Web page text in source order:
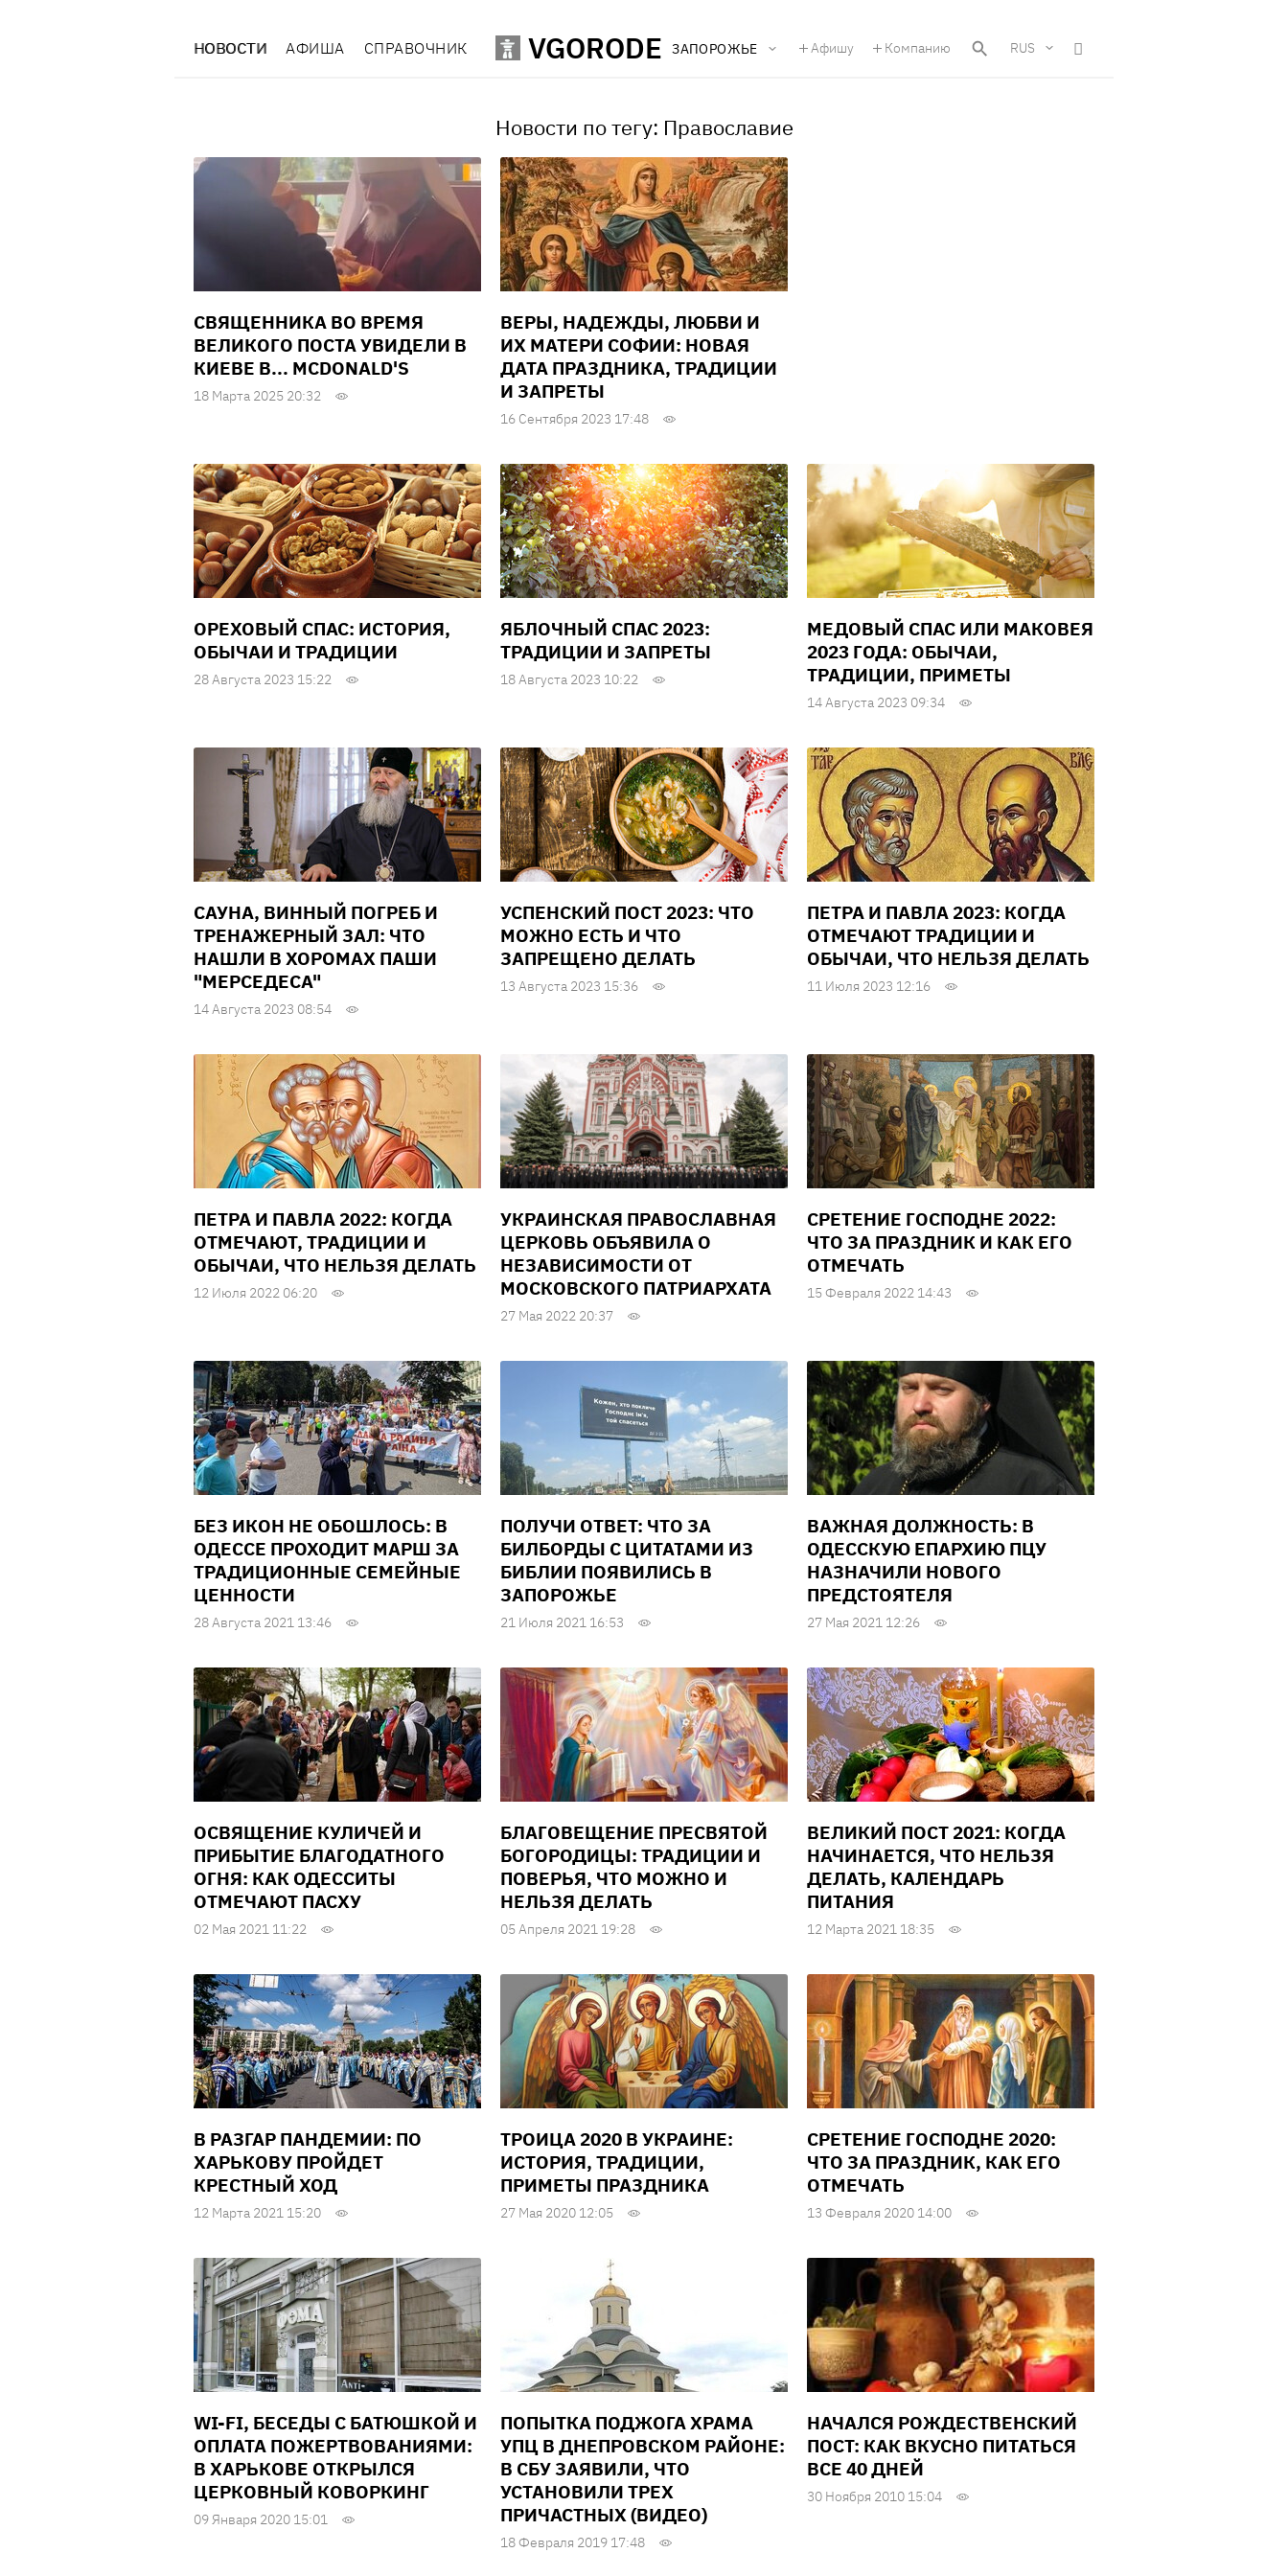
НОВОСТИ АФИША СПРАВОЧНИК VGORODE ЗАПОРОЖЬЕ Афишу Компанию RUS
Новости по тегу: Православие
СВЯЩЕННИКА ВО ВРЕМЯ
ВЕЛИКОГО ПОСТА УВИДЕЛИ В
КИЕВЕ В... MCDONALD'S
18 Марта 2025 20:32
ВЕРЫ, НАДЕЖДЫ, ЛЮБВИ И
ИХ МАТЕРИ СОФИИ: НОВАЯ
ДАТА ПРАЗДНИКА, ТРАДИЦИИ
И ЗАПРЕТЫ
16 Сентября 2023 17:48
ОРЕХОВЫЙ СПАС: ИСТОРИЯ,
ОБЫЧАИ И ТРАДИЦИИ
28 Августа 2023 15:22
ЯБЛОЧНЫЙ СПАС 2023:
ТРАДИЦИИ И ЗАПРЕТЫ
18 Августа 2023 10:22
МЕДОВЫЙ СПАС ИЛИ МАКОВЕЯ
2023 ГОДА: ОБЫЧАИ,
ТРАДИЦИИ, ПРИМЕТЫ
14 Августа 2023 09:34
САУНА, ВИННЫЙ ПОГРЕБ И
ТРЕНАЖЕРНЫЙ ЗАЛ: ЧТО
НАШЛИ В ХОРОМАХ ПАШИ
"МЕРСЕДЕСА"
14 Августа 2023 08:54
УСПЕНСКИЙ ПОСТ 2023: ЧТО
МОЖНО ЕСТЬ И ЧТО
ЗАПРЕЩЕНО ДЕЛАТЬ
13 Августа 2023 15:36
ПЕТРА И ПАВЛА 2023: КОГДА
ОТМЕЧАЮТ ТРАДИЦИИ И
ОБЫЧАИ, ЧТО НЕЛЬЗЯ ДЕЛАТЬ
11 Июля 2023 12:16
ПЕТРА И ПАВЛА 2022: КОГДА
ОТМЕЧАЮТ, ТРАДИЦИИ И
ОБЫЧАИ, ЧТО НЕЛЬЗЯ ДЕЛАТЬ
12 Июля 2022 06:20
УКРАИНСКАЯ ПРАВОСЛАВНАЯ
ЦЕРКОВЬ ОБЪЯВИЛА О
НЕЗАВИСИМОСТИ ОТ
МОСКОВСКОГО ПАТРИАРХАТА
27 Мая 2022 20:37
СРЕТЕНИЕ ГОСПОДНЕ 2022:
ЧТО ЗА ПРАЗДНИК И КАК ЕГО
ОТМЕЧАТЬ
15 Февраля 2022 14:43
БЕЗ ИКОН НЕ ОБОШЛОСЬ: В
ОДЕССЕ ПРОХОДИТ МАРШ ЗА
ТРАДИЦИОННЫЕ СЕМЕЙНЫЕ
ЦЕННОСТИ
28 Августа 2021 13:46
ПОЛУЧИ ОТВЕТ: ЧТО ЗА
БИЛБОРДЫ С ЦИТАТАМИ ИЗ
БИБЛИИ ПОЯВИЛИСЬ В
ЗАПОРОЖЬЕ
21 Июля 2021 16:53
ВАЖНАЯ ДОЛЖНОСТЬ: В
ОДЕССКУЮ ЕПАРХИЮ ПЦУ
НАЗНАЧИЛИ НОВОГО
ПРЕДСТОЯТЕЛЯ
27 Мая 2021 12:26
ОСВЯЩЕНИЕ КУЛИЧЕЙ И
ПРИБЫТИЕ БЛАГОДАТНОГО
ОГНЯ: КАК ОДЕССИТЫ
ОТМЕЧАЮТ ПАСХУ
02 Мая 2021 11:22
БЛАГОВЕЩЕНИЕ ПРЕСВЯТОЙ
БОГОРОДИЦЫ: ТРАДИЦИИ И
ПОВЕРЬЯ, ЧТО МОЖНО И
НЕЛЬЗЯ ДЕЛАТЬ
05 Апреля 2021 19:28
ВЕЛИКИЙ ПОСТ 2021: КОГДА
НАЧИНАЕТСЯ, ЧТО НЕЛЬЗЯ
ДЕЛАТЬ, КАЛЕНДАРЬ
ПИТАНИЯ
12 Марта 2021 18:35
В РАЗГАР ПАНДЕМИИ: ПО
ХАРЬКОВУ ПРОЙДЕТ
КРЕСТНЫЙ ХОД
12 Марта 2021 15:20
ТРОИЦА 2020 В УКРАИНЕ:
ИСТОРИЯ, ТРАДИЦИИ,
ПРИМЕТЫ ПРАЗДНИКА
27 Мая 2020 12:05
СРЕТЕНИЕ ГОСПОДНЕ 2020:
ЧТО ЗА ПРАЗДНИК, КАК ЕГО
ОТМЕЧАТЬ
13 Февраля 2020 14:00
WI-FI, БЕСЕДЫ С БАТЮШКОЙ И
ОПЛАТА ПОЖЕРТВОВАНИЯМИ:
В ХАРЬКОВЕ ОТКРЫЛСЯ
ЦЕРКОВНЫЙ КОВОРКИНГ
09 Января 2020 15:01
ПОПЫТКА ПОДЖОГА ХРАМА
УПЦ В ДНЕПРОВСКОМ РАЙОНЕ:
В СБУ ЗАЯВИЛИ, ЧТО
УСТАНОВИЛИ ТРЕХ
ПРИЧАСТНЫХ (ВИДЕО)
18 Февраля 2019 17:48
НАЧАЛСЯ РОЖДЕСТВЕНСКИЙ
ПОСТ: КАК ВКУСНО ПИТАТЬСЯ
ВСЕ 40 ДНЕЙ
30 Ноября 2010 15:04